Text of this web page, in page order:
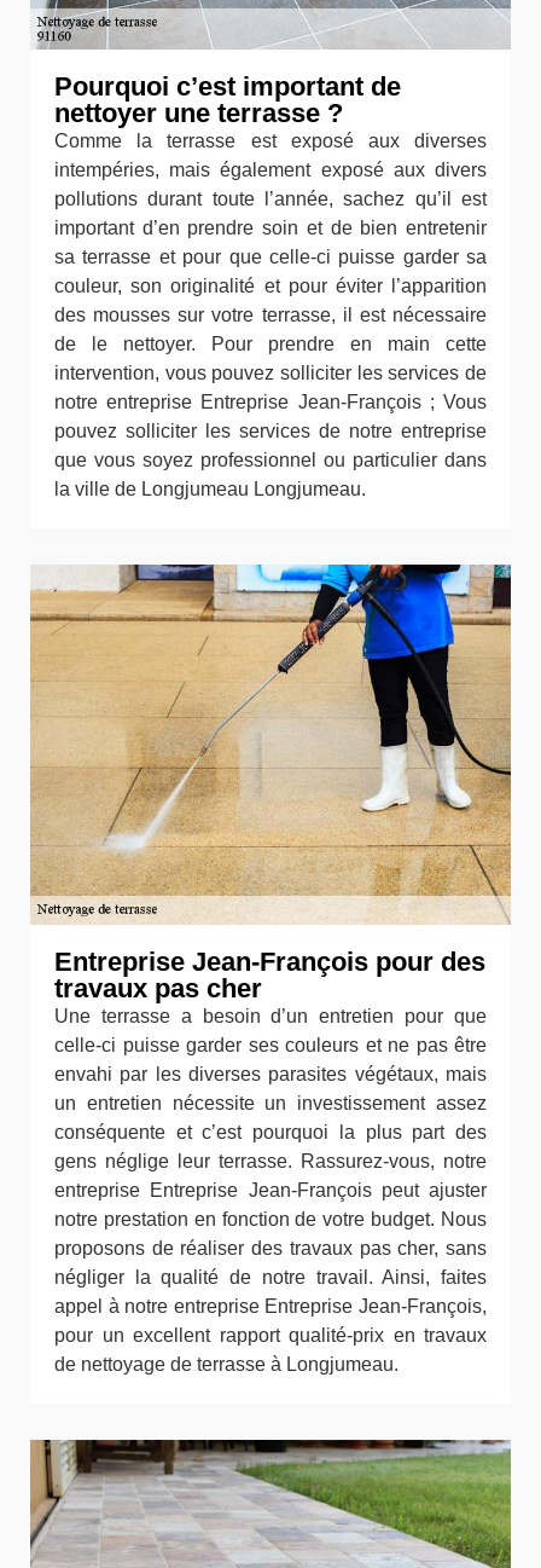
Pourquoi c’est important de
nettoyer une terrasse ?
Comme la terrasse est exposé aux diverses
intempéries, mais également exposé aux divers
pollutions durant toute l’année, sachez qu’il est
important d’en prendre soin et de bien entretenir
sa terrasse et pour que celle-ci puisse garder sa
couleur, son originalité et pour éviter l’apparition
des mousses sur votre terrasse, il est nécessaire
de le nettoyer. Pour prendre en main cette
intervention, vous pouvez solliciter les services de
notre entreprise Entreprise Jean-François ; Vous
pouvez solliciter les services de notre entreprise
que vous soyez professionnel ou particulier dans
la ville de Longjumeau Longjumeau.
Entreprise Jean-François pour des
travaux pas cher
Une terrasse a besoin d’un entretien pour que
celle-ci puisse garder ses couleurs et ne pas être
envahi par les diverses parasites végétaux, mais
un entretien nécessite un investissement assez
conséquente et c’est pourquoi la plus part des
gens néglige leur terrasse. Rassurez-vous, notre
entreprise Entreprise Jean-François peut ajuster
notre prestation en fonction de votre budget. Nous
proposons de réaliser des travaux pas cher, sans
négliger la qualité de notre travail. Ainsi, faites
appel à notre entreprise Entreprise Jean-François,
pour un excellent rapport qualité-prix en travaux
de nettoyage de terrasse à Longjumeau.